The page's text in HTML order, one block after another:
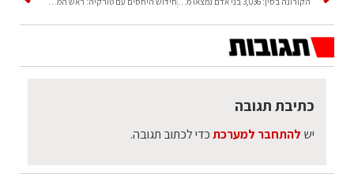
כתיבת תגובה
יש להתחבר למערכתכדי לכתוב תגובה.